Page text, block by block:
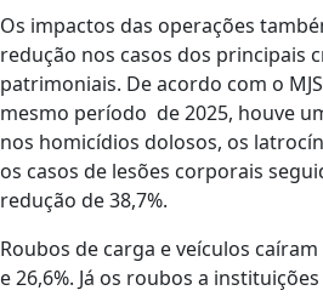
Os impactos das operações
redução nos casos dos principais
patrimoniais. De acordo com o
mesmo período de 2025, houve
nos homicídios dolosos, os
os casos de lesões corporais
redução de 38,7%.
Roubos de carga e veículos
e 26,6%. Já os roubos a